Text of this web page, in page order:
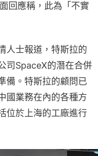
回應稱，此為「不實
人士報道，特斯拉的
司SpaceX的潛在合併
備。特斯拉的顧問已
國業務在內的各種方
位於上海的工廠進行